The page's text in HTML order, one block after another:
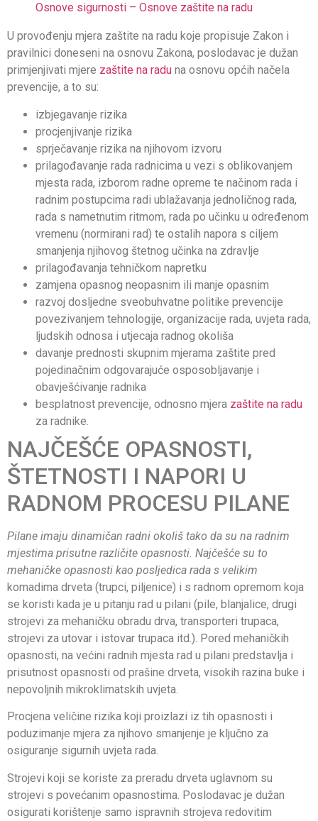
Osnove sigurnosti – Osnove zaštite na radu
U provođenju mjera zaštite na radu koje propisuje Zakon i
pravilnici doneseni na osnovu Zakona, poslodavac je dužan
primjenjivati mjere zaštite na radu na osnovu općih načela
prevencije, a to su:
izbjegavanje rizika
procjenjivanje rizika
sprječavanje rizika na njihovom izvoru
prilagođavanje rada radnicima u vezi s oblikovanjem
mjesta rada, izborom radne opreme te načinom rada i
radnim postupcima radi ublažavanja jednoličnog rada,
rada s nametnutim ritmom, rada po učinku u određenom
vremenu (normirani rad) te ostalih napora s ciljem
smanjenja njihovog štetnog učinka na zdravlje
prilagođavanja tehničkom napretku
zamjena opasnog neopasnim ili manje opasnim
razvoj dosljedne sveobuhvatne politike prevencije
povezivanjem tehnologije, organizacije rada, uvjeta rada,
ljudskih odnosa i utjecaja radnog okoliša
davanje prednosti skupnim mjerama zaštite pred
pojedinačnim odgovarajuće osposobljavanje i
obavješćivanje radnika
besplatnost prevencije, odnosno mjera zaštite na radu
za radnike.
NAJČEŠĆE OPASNOSTI,
ŠTETNOSTI I NAPORI U
RADNOM PROCESU PILANE
Pilane imaju dinamičan radni okoliš tako da su na radnim
mjestima prisutne različite opasnosti. Najčešće su to
mehaničke opasnosti kao posljedica rada s velikim
komadima drveta (trupci, piljenice) i s radnom opremom koja
se koristi kada je u pitanju rad u pilani (pile, blanjalice, drugi
strojevi za mehaničku obradu drva, transporteri trupaca,
strojevi za utovar i istovar trupaca itd.). Pored mehaničkih
opasnosti, na većini radnih mjesta rad u pilani predstavlja i
prisutnost opasnosti od prašine drveta, visokih razina buke i
nepovoljnih mikroklimatskih uvjeta.
Procjena veličine rizika koji proizlazi iz tih opasnosti i
poduzimanje mjera za njihovo smanjenje je ključno za
osiguranje sigurnih uvjeta rada.
Strojevi koji se koriste za preradu drveta uglavnom su
strojevi s povećanim opasnostima. Poslodavac je dužan
osigurati korištenje samo ispravnih strojeva redovitim